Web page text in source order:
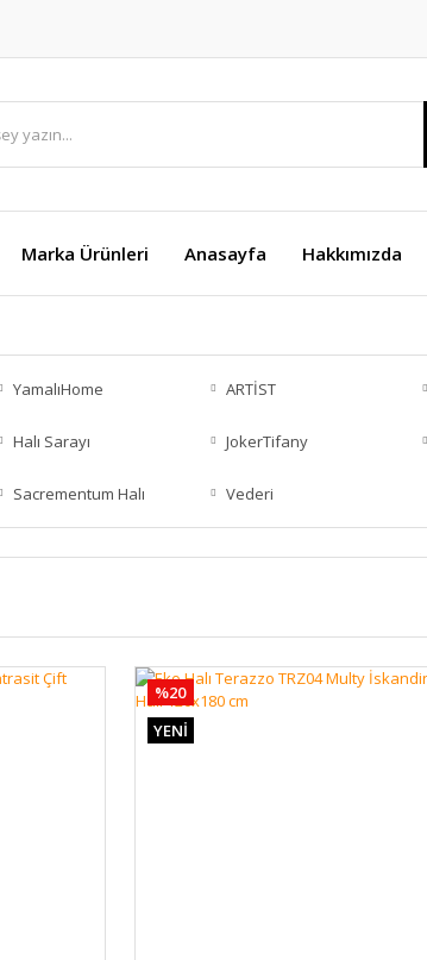
Marka Ürünleri Anasayfa Hakkımızda
YamalıHome ARTİST
Halı Sarayı JokerTifany
Sacrementum Halı Vederi
%20
YENİ